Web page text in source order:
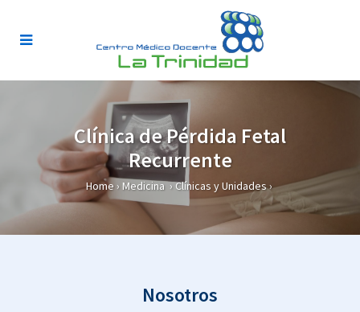
Clínica de Pérdida Fetal
Recurrente
Home› Medicina›Clínicas y Unidades›
Nosotros